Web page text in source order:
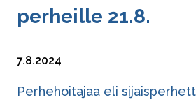
perheille 21.8.
7.8.2024
Perhehoitajaa eli